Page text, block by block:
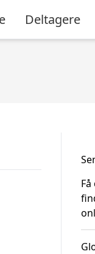
Deltagere